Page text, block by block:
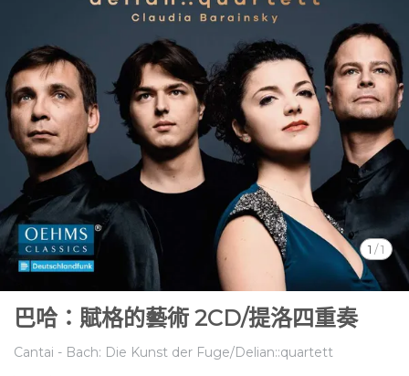
1 /1
巴哈：賦格的藝術 2CD/提洛四重奏
Cantai - Bach: Die Kunst der Fuge/Delian::quartett